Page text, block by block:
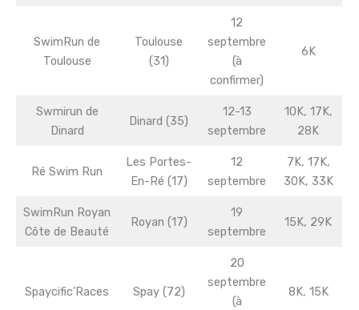
SwimRun de
Toulouse
Toulouse
(31)
12
septembre
(à
confirmer)
6K
Swmirun de
Dinard
Dinard (35)
12-13
septembre
10K, 17K,
28K
Ré Swim Run
Les Portes-
En-Ré (17)
12
septembre
7K, 17K,
30K, 33K
SwimRun Royan
Côte de Beauté
Royan (17)
19
septembre
15K, 29K
Spaycific’Races Spay (72)
20
septembre
(à
8K, 15K